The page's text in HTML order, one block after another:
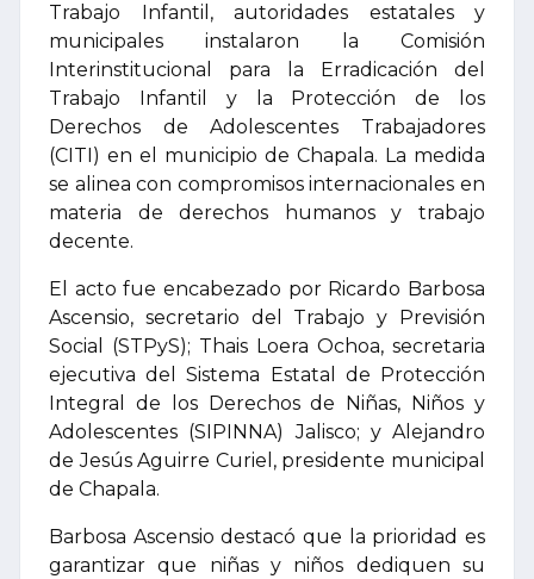
Trabajo Infantil, autoridades estatales y
municipales instalaron la Comisión
Interinstitucional para la Erradicación del
Trabajo Infantil y la Protección de los
Derechos de Adolescentes Trabajadores
(CITI) en el municipio de Chapala. La medida
se alinea con compromisos internacionales en
materia de derechos humanos y trabajo
decente.
El acto fue encabezado por Ricardo Barbosa
Ascensio, secretario del Trabajo y Previsión
Social (STPyS); Thais Loera Ochoa, secretaria
ejecutiva del Sistema Estatal de Protección
Integral de los Derechos de Niñas, Niños y
Adolescentes (SIPINNA) Jalisco; y Alejandro
de Jesús Aguirre Curiel, presidente municipal
de Chapala.
Barbosa Ascensio destacó que la prioridad es
garantizar que niñas y niños dediquen su